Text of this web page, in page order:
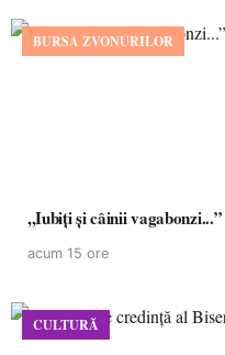
BURSA ZVONURILOR
,,Iubiți și câinii vagabonzi...”
acum 15 ore
CULTURĂ